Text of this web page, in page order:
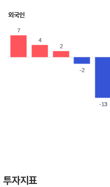
외국인
7
7
4
4
2
2
-2
-2
-13
-13
투자지표